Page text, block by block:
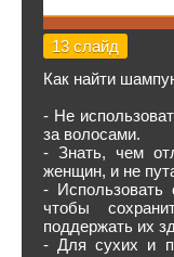
13 слайд
Как найти
- Не
за волосами.
- Знать, чем
женщин, и не
- Использовать
чтобы
поддержать их
- Для сухих и